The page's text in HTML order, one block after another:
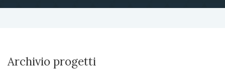
Archivio progetti